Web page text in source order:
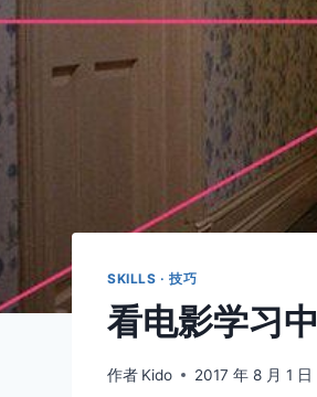
SKILLS · 技巧
看电影学习
作者 Kido 2017 年 8 月 1 日